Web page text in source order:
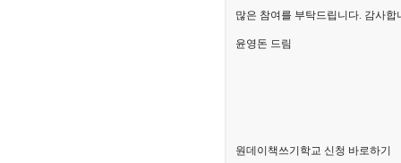
많은 참여를 부탁드립니다. 감사합
윤영돈 드림
원데이책쓰기학교 신청 바로하기